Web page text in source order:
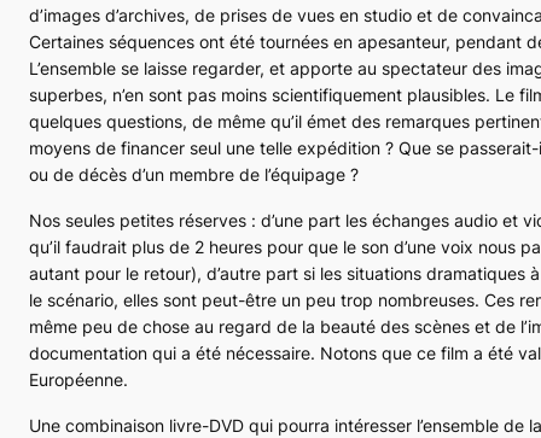
d’images d’archives, de prises de vues en studio et de
Certaines séquences ont été tournées en apesanteur, pendant
L’ensemble se laisse regarder, et apporte au spectateur des
superbes, n’en sont pas moins scientifiquement plausibles. Le
quelques questions, de même qu’il émet des remarques
moyens de financer seul une telle expédition ? Que se
ou de décès d’un membre de l’équipage ?
Nos seules petites réserves : d’une part les échanges audio et
qu’il faudrait plus de 2 heures pour que le son d’une voix nous
autant pour le retour), d’autre part si les situations dramatiques
le scénario, elles sont peut-être un peu trop nombreuses. Ces
même peu de chose au regard de la beauté des scènes et de
documentation qui a été nécessaire. Notons que ce film a été
Européenne.
Une combinaison livre-DVD qui pourra intéresser l’ensemble de